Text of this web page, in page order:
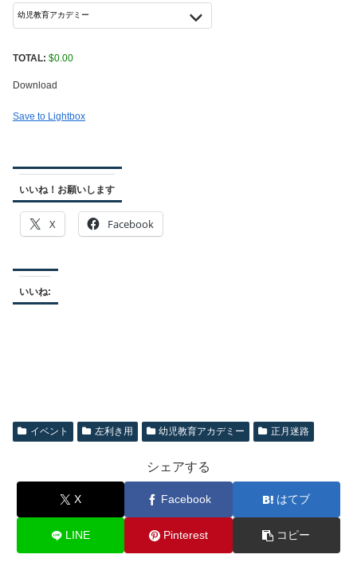
TOTAL: $0.00
Download
Save to Lightbox
いいね！お願いします
X Facebook
いいね:
イベント 左利き用 幼児教育アカデミー 正月迷路
シェアする
X Facebook はてブ
LINE Pinterest コピー